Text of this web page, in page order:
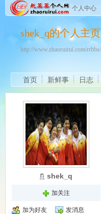
个人中心
shek_q的个人主页
http://www.zhaoruirui.com/
首页 新鲜事 日志
shek_q
加关注
加为好友
发消息